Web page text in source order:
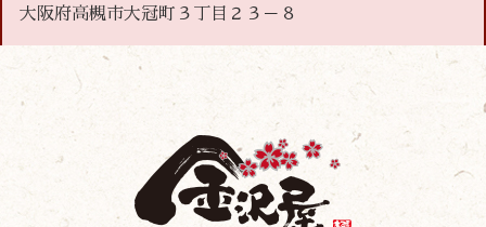
大阪府高槻市大冠町３丁目２３－８